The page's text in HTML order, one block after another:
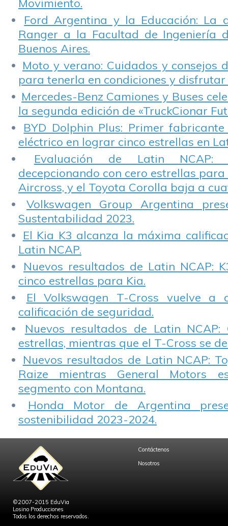
Movimiento.
Ford Argentina y la Educación: La
Ranger a la Facultad de Ingeniería
Buenos Aires.
Moto y verano: Cuidados y consejos
para tenerla en condiciones y disfrutar
Mercedes-Benz Camiones y Buses
la segunda edición de «TruckCionar
BYD Dolphin Plus: Primer
eléctrico en lograr cinco estrellas en
Evaluación de Latin NCAP:
decepcionando con cero estrellas para
Aircross, y el Toyota Corolla baja a
Volkswagen Group Argentina
Sustentabilidad 2023.
El Kia K3 alcanza la máxima
Latin NCAP.
Nuevos resultados de Latin NCAP:
cinco estrellas para Kia.
El Volkswagen T-Cross vuelve a
calificación de seguridad.
Nuevos resultados de Latin NCAP:
estrellas, mientras que el T-Cross se
Nuevos resultados de Latin NCAP:
Raize mientras General Motors
segmento con Montana.
Honda Motor de Argentina
sostenibilidad 2023-2024.
©2007-2015 EduVia
Losino Producciones
Todos los derechos reservados.
Contáctenos
Nosotros